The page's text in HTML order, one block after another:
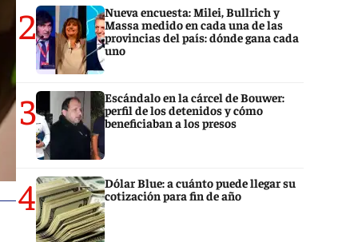
2
Nueva encuesta: Milei, Bullrich y
Massa medido en cada una de las
provincias del país: dónde gana cada
uno
3
Escándalo en la cárcel de Bouwer:
perfil de los detenidos y cómo
beneficiaban a los presos
4
Dólar Blue: a cuánto puede llegar su
cotización para fin de año